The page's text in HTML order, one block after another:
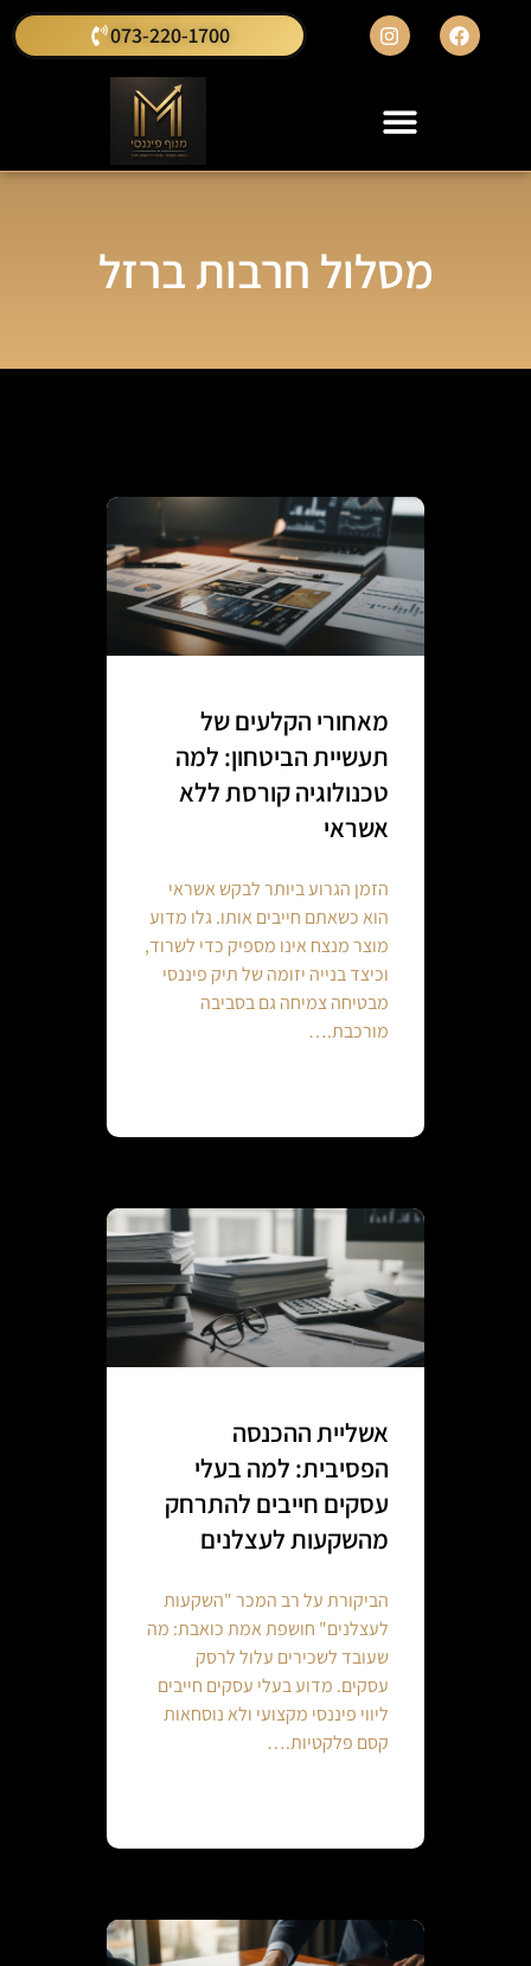
073-220-1700
מסלול חרבות ברזל
מאחורי הקלעים של
תעשיית הביטחון: למה
טכנולוגיה קורסת ללא
אשראי
הזמן הגרוע ביותר לבקש אשראי
הוא כשאתם חייבים אותו. גלו מדוע
מוצר מנצח אינו מספיק כדי לשרוד,
וכיצד בנייה יזומה של תיק פיננסי
מבטיחה צמיחה גם בסביבה
מורכבת.…
אשליית ההכנסה
הפסיבית: למה בעלי
עסקים חייבים להתרחק
מהשקעות לעצלנים
הביקורת על רב המכר "השקעות
לעצלנים" חושפת אמת כואבת: מה
שעובד לשכירים עלול לרסק
עסקים. מדוע בעלי עסקים חייבים
ליווי פיננסי מקצועי ולא נוסחאות
קסם פלקטיות.…